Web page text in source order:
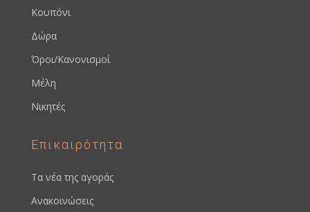
Κουπόνι
Δώρα
Όροι/Κανονισμοί
Μέλη
Νικητές
Επικαιρότητα
Τα νέα της αγοράς
Ανακοινώσεις